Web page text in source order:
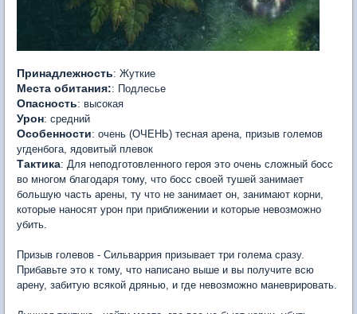
Принадлежность: Жуткие
Места обитания:: Подлесье
Опасность: высокая
Урон: средний
Особенности: очень (ОЧЕНЬ) тесная арена, призыв големов
угденбога, ядовитый плевок
Тактика: Для неподготовленного героя это очень сложный босс
во многом благодаря тому, что босс своей тушей занимает
большую часть арены, ту что не занимает он, занимают корни,
которые наносят урон при приближении и которые невозможно
убить.
Призыв голевов - Сильваррия призывает три голема сразу.
Прибавьте это к тому, что написано выше и вы получите всю
арену, забитую всякой дрянью, и где невозможно маневрировать.